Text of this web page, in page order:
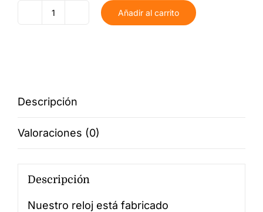
Añadir al carrito
Descripción
Valoraciones (0)
Descripción
Nuestro reloj está fabricado